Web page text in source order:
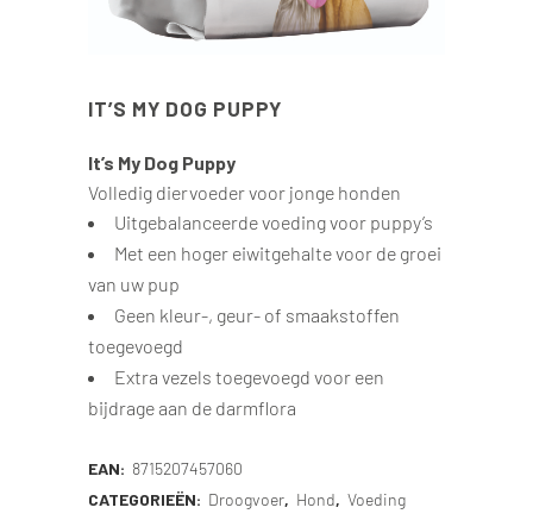
IT’S MY DOG PUPPY
It’s My Dog Puppy
Volledig diervoeder voor jonge honden
Uitgebalanceerde voeding voor puppy’s
Met een hoger eiwitgehalte voor de groei
van uw pup
Geen kleur-, geur- of smaakstoffen
toegevoegd
Extra vezels toegevoegd voor een
bijdrage aan de darmflora
EAN: 8715207457060
CATEGORIEËN: Droogvoer, Hond, Voeding